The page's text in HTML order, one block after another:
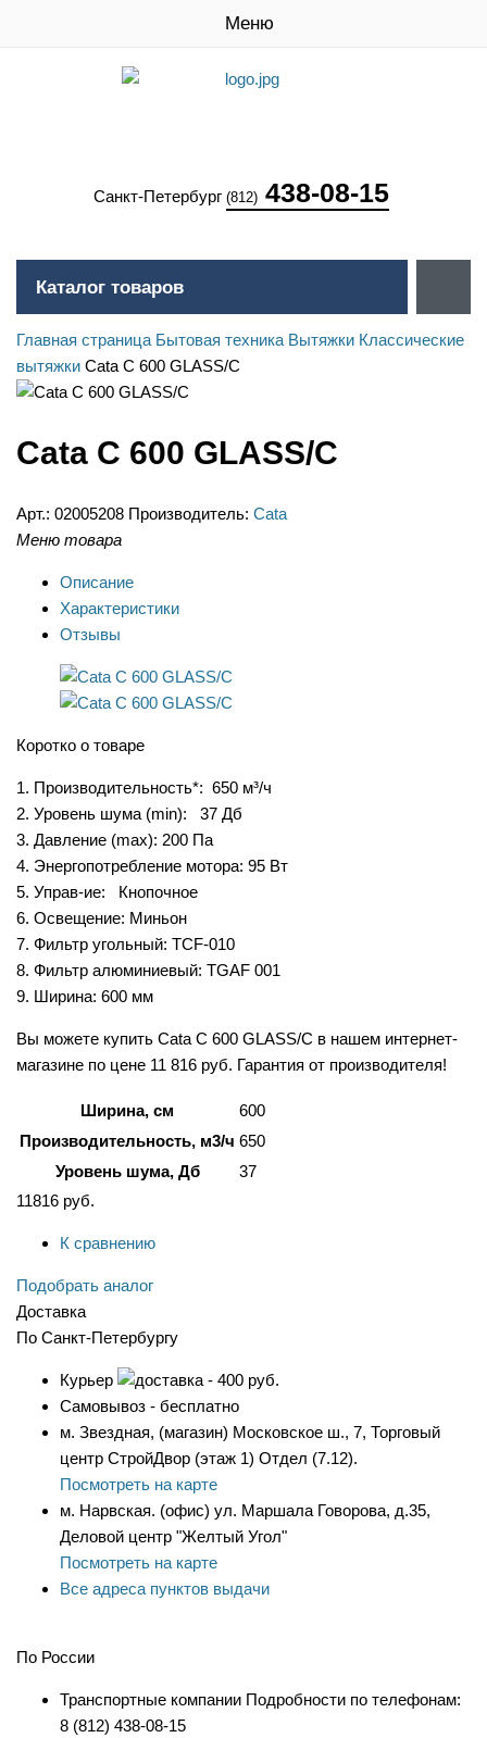
Меню
Санкт-Петербург (812) 438-08-15
Каталог товаров
Главная страница Бытовая техника Вытяжки Классические
вытяжки Cata C 600 GLASS/C
Cata C 600 GLASS/C
Арт.: 02005208 Производитель: Cata
Меню товара
Описание
Характеристики
Отзывы
Коротко о товаре
1. Производительность*: 650 м³/ч
2. Уровень шума (min): 37 Дб
3. Давление (max): 200 Па
4. Энергопотребление мотора: 95 Вт
5. Управ-ие: Кнопочное
6. Освещение: Миньон
7. Фильтр угольный: TCF-010
8. Фильтр алюминиевый: TGAF 001
9. Ширина: 600 мм
Вы можете купить Cata C 600 GLASS/C в нашем интернет-
магазине по цене 11 816 руб. Гарантия от производителя!
Ширина, см
600
Производительность, м3/ч 650
Уровень шума, Дб
37
11816 руб.
К сравнению
Подобрать аналог
Доставка
По Санкт-Петербургу
Курьер
- 400 руб.
Самовывоз - бесплатно
м. Звездная, (магазин) Московское ш., 7, Торговый
центр СтройДвор (этаж 1) Отдел (7.12).
Посмотреть на карте
м. Нарвская. (офис) ул. Маршала Говорова, д.35,
Деловой центр "Желтый Угол"
Посмотреть на карте
Все адреса пунктов выдачи
По России
Транспортные компании Подробности по телефонам:
8 (812) 438-08-15